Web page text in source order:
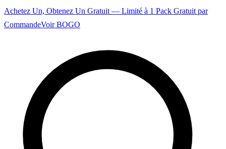
Achetez Un, Obtenez Un Gratuit — Limité à 1 Pack Gratuit par
CommandeVoir BOGO